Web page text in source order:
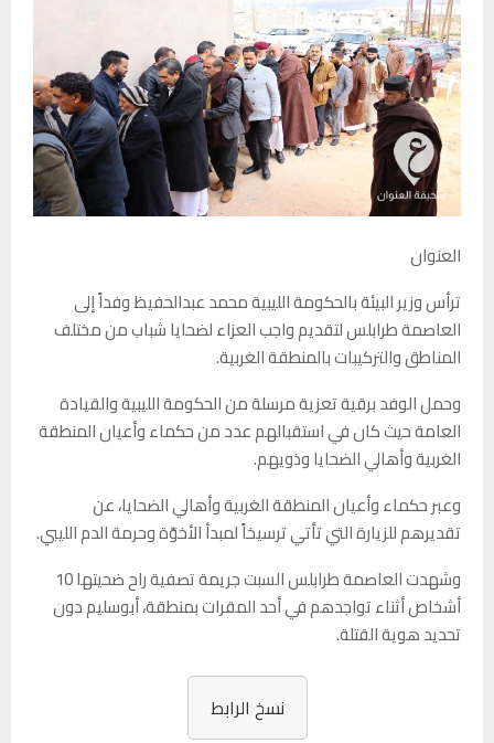
العنوان
ترأس وزير البيئة بالحكومة الليبية محمد عبدالحفيظ وفداً إلى
العاصمة طرابلس لتقديم واجب العزاء لضحايا شباب من مختلف
المناطق والتركيبات بالمنطقة الغربية.
وحمل الوفد برقية تعزية مرسلة من الحكومة الليبية والقيادة
العامة حيث كان في استقبالهم عدد من حكماء وأعيان المنطقة
الغربية وأهالي الضحايا وذويهم.
وعبر حكماء وأعيان المنطقة الغربية وأهالي الضحايا، عن
تقديرهم للزيارة التي تأتي ترسيخاً لمبدأ الأخوّة وحرمة الدم الليبي.
وشهدت العاصمة طرابلس السبت جريمة تصفية راح ضحيتها 10
أشخاص أثناء تواجدهم في أحد المقرات بمنطقة، أبوسليم دون
تحديد هوية القتلة.
نسخ الرابط